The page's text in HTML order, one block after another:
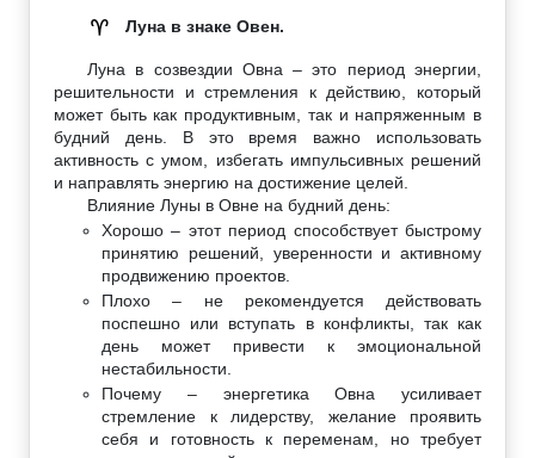
♈ Луна в знаке Овен.
Луна в созвездии Овна – это период энергии,
решительности и стремления к действию, который
может быть как продуктивным, так и напряженным в
будний день. В это время важно использовать
активность с умом, избегать импульсивных решений
и направлять энергию на достижение целей.
Влияние Луны в Овне на будний день:
Хорошо – этот период способствует быстрому
принятию решений, уверенности и активному
продвижению проектов.
Плохо – не рекомендуется действовать
поспешно или вступать в конфликты, так как
день может привести к эмоциональной
нестабильности.
Почему – энергетика Овна усиливает
стремление к лидерству, желание проявить
себя и готовность к переменам, но требует